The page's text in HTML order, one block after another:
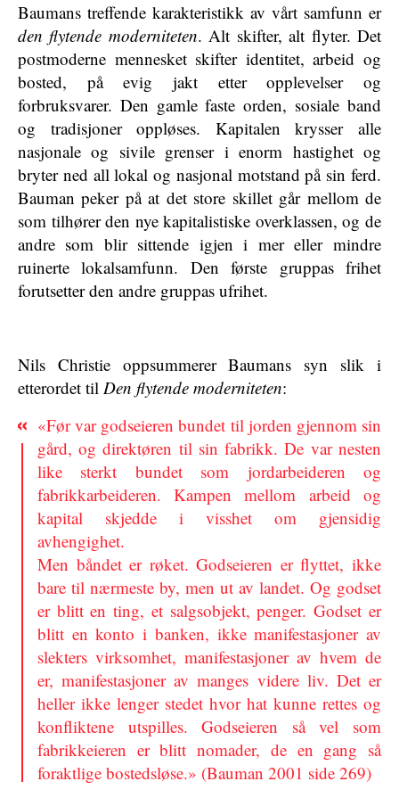
Baumans treffende karakteristikk av vårt samfunn er
den flytende moderniteten. Alt skifter, alt flyter. Det
postmoderne mennesket skifter identitet, arbeid og
bosted, på evig jakt etter opplevelser og
forbruksvarer. Den gamle faste orden, sosiale band
og tradisjoner oppløses. Kapitalen krysser alle
nasjonale og sivile grenser i enorm hastighet og
bryter ned all lokal og nasjonal motstand på sin ferd.
Bauman peker på at det store skillet går mellom de
som tilhører den nye kapitalistiske overklassen, og de
andre som blir sittende igjen i mer eller mindre
ruinerte lokalsamfunn. Den første gruppas frihet
forutsetter den andre gruppas ufrihet.
Nils Christie oppsummerer Baumans syn slik i
etterordet til Den flytende moderniteten:
«Før var godseieren bundet til jorden gjennom sin
gård, og direktøren til sin fabrikk. De var nesten
like sterkt bundet som jordarbeideren og
fabrikkarbeideren. Kampen mellom arbeid og
kapital skjedde i visshet om gjensidig
avhengighet.
Men båndet er røket. Godseieren er flyttet, ikke
bare til nærmeste by, men ut av landet. Og godset
er blitt en ting, et salgsobjekt, penger. Godset er
blitt en konto i banken, ikke manifestasjoner av
slekters virksomhet, manifestasjoner av hvem de
er, manifestasjoner av manges videre liv. Det er
heller ikke lenger stedet hvor hat kunne rettes og
konfliktene utspilles. Godseieren så vel som
fabrikkeieren er blitt nomader, de en gang så
foraktlige bostedsløse.» (Bauman 2001 side 269)